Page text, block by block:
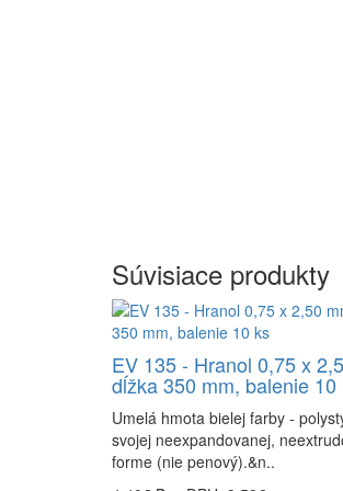
Súvisiace produkty
EV 135 - Hranol 0,75 x
dĺžka 350 mm, balenie 10
Umelá hmota bielej farby -
svojej neexpandovanej,
forme (nie penový).&n..